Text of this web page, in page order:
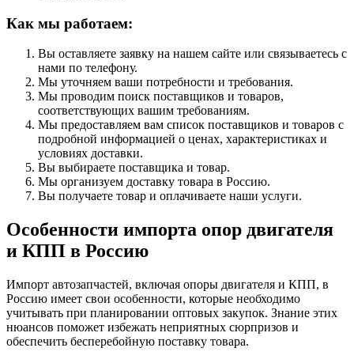
Как мы работаем:
Вы оставляете заявку на нашем сайте или связываетесь с
нами по телефону.
Мы уточняем ваши потребности и требования.
Мы проводим поиск поставщиков и товаров,
соответствующих вашим требованиям.
Мы предоставляем вам список поставщиков и товаров с
подробной информацией о ценах, характеристиках и
условиях доставки.
Вы выбираете поставщика и товар.
Мы организуем доставку товара в Россию.
Вы получаете товар и оплачиваете наши услуги.
Особенности импорта опор двигателя
и КПП в Россию
Импорт автозапчастей, включая опоры двигателя и КПП, в
Россию имеет свои особенности, которые необходимо
учитывать при планировании оптовых закупок. Знание этих
нюансов поможет избежать неприятных сюрпризов и
обеспечить бесперебойную поставку товара.